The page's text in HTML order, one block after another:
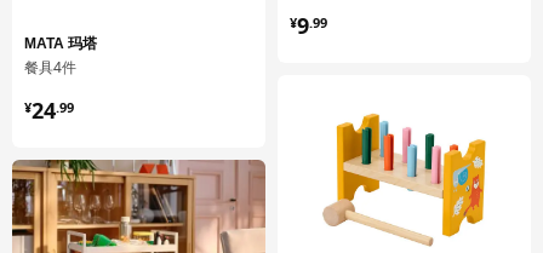
MATA 玛塔
餐具4件
¥24.99
¥ 24.99
¥9.99
¥ 9.99